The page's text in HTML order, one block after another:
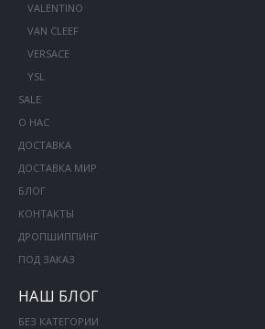
VALENTINO
VAN CLEEF
VERSACE
YSL
SALE
О НАС
ДОСТАВКА
ДОСТАВКА МИР
БЛОГ
КОНТАКТЫ
ДРОПШИППИНГ
ПОД ЗАКАЗ
НАШ БЛОГ
БЕЗ КАТЕГОРИИ